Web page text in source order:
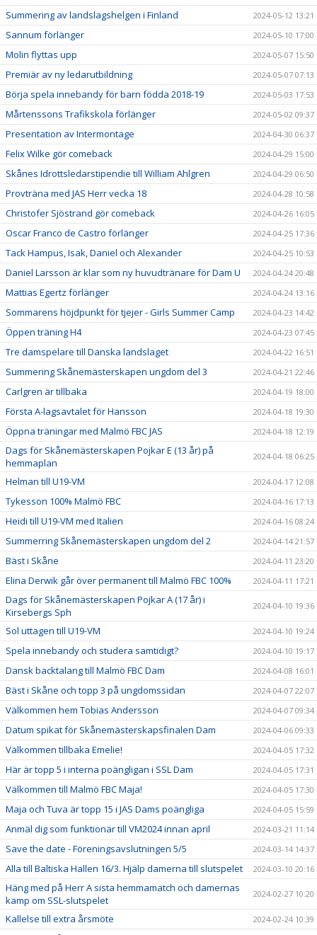
Summering av landslagshelgen i Finland 2024-05-12 13:21
Sannum förlänger 2024-05-10 17:00
Molin flyttas upp 2024-05-07 15:50
Premiär av ny ledarutbildning 2024-05-07 07:13
Börja spela innebandy för barn födda 2018-19 2024-05-03 17:53
Mårtenssons Trafikskola förlänger 2024-05-02 09:37
Presentation av Intermontage 2024-04-30 06:37
Felix Wilke gör comeback 2024-04-29 15:00
Skånes Idrottsledarstipendie till William Ahlgren 2024-04-29 06:50
Provträna med JAS Herr vecka 18 2024-04-28 10:58
Christofer Sjöstrand gör comeback 2024-04-26 16:05
Oscar Franco de Castro förlänger 2024-04-25 17:36
Tack Hampus, Isak, Daniel och Alexander 2024-04-25 10:53
Daniel Larsson är klar som ny huvudtränare för Dam U 2024-04-24 20:48
Mattias Egertz förlänger 2024-04-24 13:16
Sommarens höjdpunkt för tjejer - Girls Summer Camp 2024-04-23 14:42
Öppen träning H4 2024-04-23 07:45
Tre damspelare till Danska landslaget 2024-04-22 16:51
Summering Skånemästerskapen ungdom del 3 2024-04-21 22:46
Carlgren är tillbaka 2024-04-19 18:00
Första A-lagsavtalet för Hansson 2024-04-18 19:30
Öppna träningar med Malmö FBC JAS 2024-04-18 12:19
Dags för Skånemästerskapen Pojkar E (13 år) på
hemmaplan
2024-04-18 06:25
Helman till U19-VM 2024-04-17 12:08
Tykesson 100% Malmö FBC 2024-04-16 17:13
Heidi till U19-VM med Italien 2024-04-16 08:24
Summerring Skånemästerskapen ungdom del 2 2024-04-14 21:57
Bäst i Skåne 2024-04-11 23:20
Elina Derwik går över permanent till Malmö FBC 100% 2024-04-11 17:21
Dags för Skånemästerskapen Pojkar A (17 år) i
Kirsebergs Sph
2024-04-10 19:36
Sol uttagen till U19-VM 2024-04-10 19:24
Spela innebandy och studera samtidigt? 2024-04-10 19:17
Dansk backtalang till Malmö FBC Dam 2024-04-08 16:01
Bäst i Skåne och topp 3 på ungdomssidan 2024-04-07 22:07
Välkommen hem Tobias Andersson 2024-04-07 09:34
Datum spikat för Skånemästerskapsfinalen Dam 2024-04-06 09:33
Välkommen tillbaka Emelie! 2024-04-05 17:32
Här är topp 5 i interna poängligan i SSL Dam 2024-04-05 17:31
Välkommen till Malmö FBC Maja! 2024-04-05 17:30
Maja och Tuva är topp 15 i JAS Dams poängliga 2024-04-05 15:59
Anmäl dig som funktionär till VM2024 innan april 2024-03-21 11:14
Save the date - Föreningsavslutningen 5/5 2024-03-14 14:37
Alla till Baltiska Hallen 16/3. Hjälp damerna till slutspelet 2024-03-10 20:16
Häng med på Herr A sista hemmamatch och damernas
kamp om SSL-slutspelet
2024-02-27 10:20
Kallelse till extra årsmöte 2024-02-24 10:39